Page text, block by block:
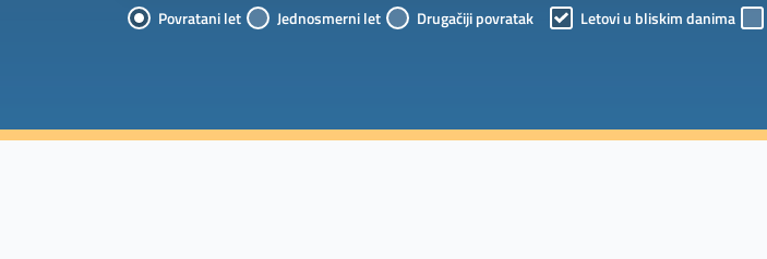
Povratani let Jednosmerni let Drugačiji povratak Letovi u bliskim danima